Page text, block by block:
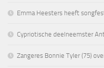
Emma Heesters heeft
Cypriotische deelneemster
Zangeres Bonnie Tyler (75)